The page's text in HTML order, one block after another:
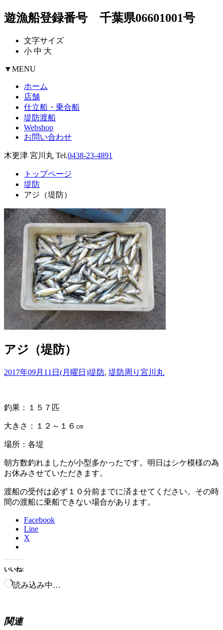
遊漁船登録番号 千葉県06601001号
文字サイズ
小 中 大
▼MENU
ホーム
店舗
仕立船・乗合船
堤防渡船
Webshop
お問い合わせ
木更津 宮川丸 Tel.0438-23-4891
トップページ
堤防
アジ（堤防）
アジ（堤防）
2017年09月11日(月曜日)堤防, 堤防周り 宮川丸
釣果：１５７匹
大きさ：１２～１６㎝
場所：各堤
朝方数釣れましたが小型多かったです。明日はシケ模様の為
お休みさせていただきます。
渡船の受付は必ず１０分前までに済ませてください。その時
間の渡船に乗船できない場合があります。
Facebook
Line
X
いいね:
読み込み中…
関連